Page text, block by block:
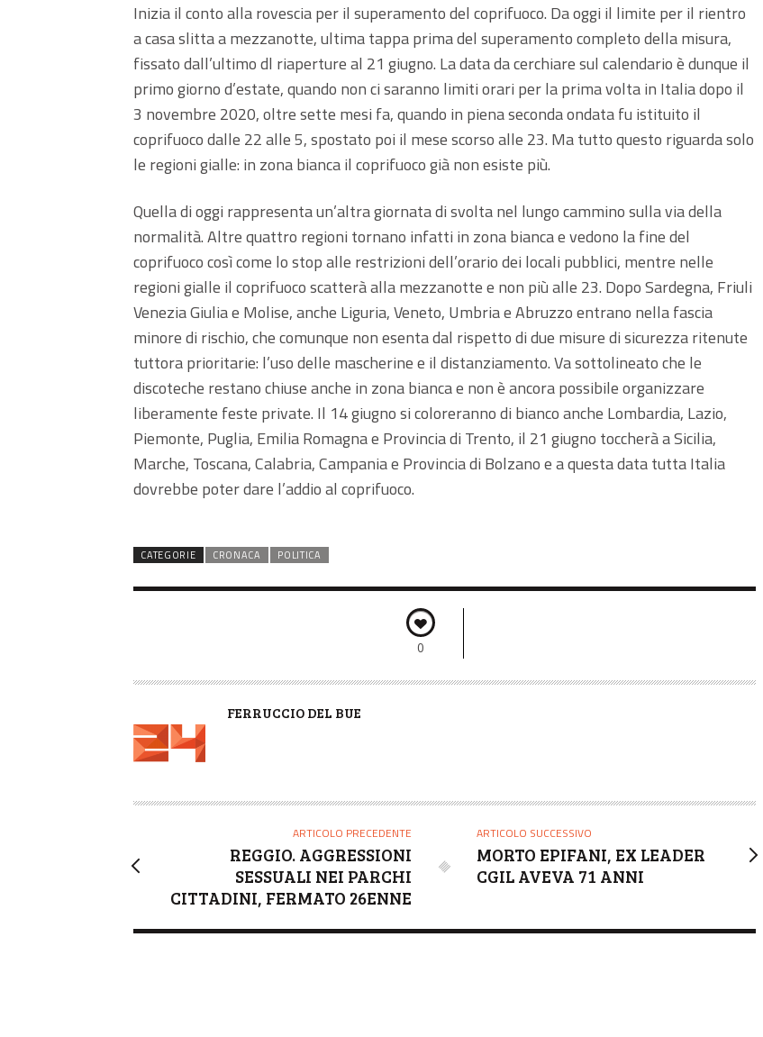
Inizia il conto alla rovescia per il superamento del coprifuoco. Da oggi il limite per il rientro
a casa slitta a mezzanotte, ultima tappa prima del superamento completo della misura,
fissato dall’ultimo dl riaperture al 21 giugno. La data da cerchiare sul calendario è dunque il
primo giorno d’estate, quando non ci saranno limiti orari per la prima volta in Italia dopo il
3 novembre 2020, oltre sette mesi fa, quando in piena seconda ondata fu istituito il
coprifuoco dalle 22 alle 5, spostato poi il mese scorso alle 23. Ma tutto questo riguarda solo
le regioni gialle: in zona bianca il coprifuoco già non esiste più.
Quella di oggi rappresenta un’altra giornata di svolta nel lungo cammino sulla via della
normalità. Altre quattro regioni tornano infatti in zona bianca e vedono la fine del
coprifuoco così come lo stop alle restrizioni dell’orario dei locali pubblici, mentre nelle
regioni gialle il coprifuoco scatterà alla mezzanotte e non più alle 23. Dopo Sardegna, Friuli
Venezia Giulia e Molise, anche Liguria, Veneto, Umbria e Abruzzo entrano nella fascia
minore di rischio, che comunque non esenta dal rispetto di due misure di sicurezza ritenute
tuttora prioritarie: l’uso delle mascherine e il distanziamento. Va sottolineato che le
discoteche restano chiuse anche in zona bianca e non è ancora possibile organizzare
liberamente feste private. Il 14 giugno si coloreranno di bianco anche Lombardia, Lazio,
Piemonte, Puglia, Emilia Romagna e Provincia di Trento, il 21 giugno toccherà a Sicilia,
Marche, Toscana, Calabria, Campania e Provincia di Bolzano e a questa data tutta Italia
dovrebbe poter dare l’addio al coprifuoco.
CATEGORIE CRONACA POLITICA
0
A
R
FERRUCCIO DEL BUE
ARTICOLO PRECEDENTE
REGGIO. AGGRESSIONI
SESSUALI NEI PARCHI
CITTADINI, FERMATO 26ENNE
ARTICOLO SUCCESSIVO
MORTO EPIFANI, EX LEADER
CGIL AVEVA 71 ANNI